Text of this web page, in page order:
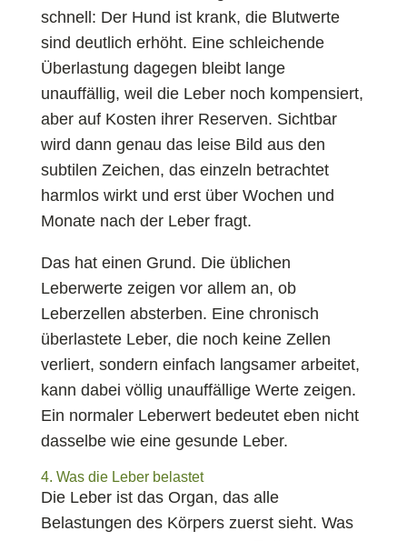
schnell: Der Hund ist krank, die Blutwerte
sind deutlich erhöht. Eine schleichende
Überlastung dagegen bleibt lange
unauffällig, weil die Leber noch kompensiert,
aber auf Kosten ihrer Reserven. Sichtbar
wird dann genau das leise Bild aus den
subtilen Zeichen, das einzeln betrachtet
harmlos wirkt und erst über Wochen und
Monate nach der Leber fragt.
Das hat einen Grund. Die üblichen
Leberwerte zeigen vor allem an, ob
Leberzellen absterben. Eine chronisch
überlastete Leber, die noch keine Zellen
verliert, sondern einfach langsamer arbeitet,
kann dabei völlig unauffällige Werte zeigen.
Ein normaler Leberwert bedeutet eben nicht
dasselbe wie eine gesunde Leber.
4. Was die Leber belastet
Die Leber ist das Organ, das alle
Belastungen des Körpers zuerst sieht. Was